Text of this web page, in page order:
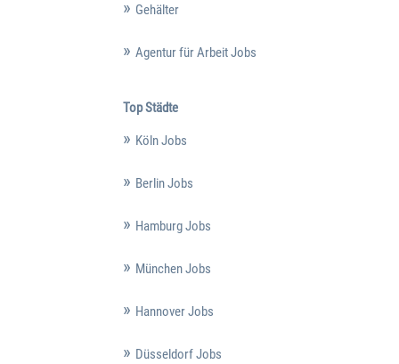
Gehälter
Agentur für Arbeit Jobs
Top Städte
Köln Jobs
Berlin Jobs
Hamburg Jobs
München Jobs
Hannover Jobs
Düsseldorf Jobs